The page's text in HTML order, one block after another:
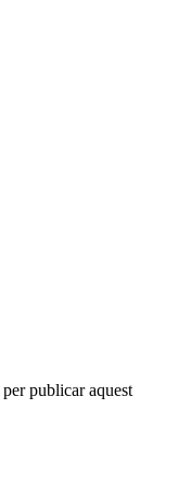
publicar aquest